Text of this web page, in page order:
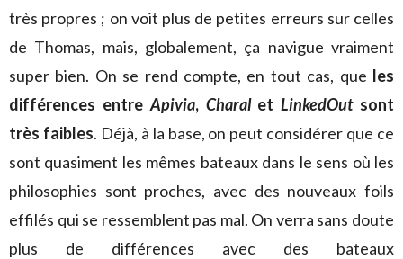
très propres ; on voit plus de petites erreurs sur celles
de Thomas, mais, globalement, ça navigue vraiment
super bien. On se rend compte, en tout cas, que les
différences entre Apivia, CharaletLinkedOutsont
très faibles. Déjà, à la base, on peut considérer que ce
sont quasiment les mêmes bateaux dans le sens où les
philosophies sont proches, avec des nouveaux foils
effilés qui se ressemblent pas mal. On verra sans doute
plus de différences avec des bateaux